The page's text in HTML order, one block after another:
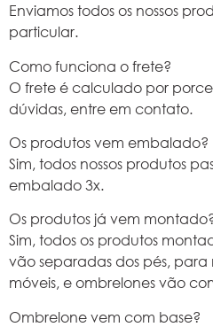
Enviamos todos os nossos
particular.
Como funciona o frete?
O frete é calculado por
dúvidas, entre em contato.
Os produtos vem embalado?
Sim, todos nossos produtos
embalado 3x.
Os produtos já vem
Sim, todos os produtos
vão separadas dos pés,
móveis, e ombrelones vão
Ombrelone vem com base?